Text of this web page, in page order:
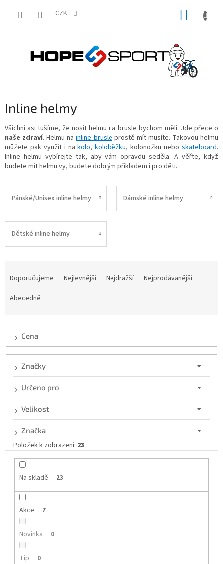
CZK
Inline helmy
Všichni asi tušíme, že nosit helmu na brusle bychom měli. Jde přece o
naše zdraví. Helmu nainline brusle prostě mít musíte. Takovou helmu
můžete pak využít i nakolo,koloběžku, kolonožku neboskateboard.
Inline helmu vybírejte tak, aby vám opravdu seděla. A věřte, když
budete mít helmu vy, budete dobrým příkladem i pro děti.
Pánské/Unisex inline helmy Dámské inline helmy
Dětské inline helmy
o
Doporučujeme Nejlevnější Nejdražší
Nejprodávanější
Abecedně
Cena
Na skladě 23
Akce 7
Novinka 0
Tip 0
Značky
Určeno pro
Velikost
Značka
Položek k zobrazení: 23